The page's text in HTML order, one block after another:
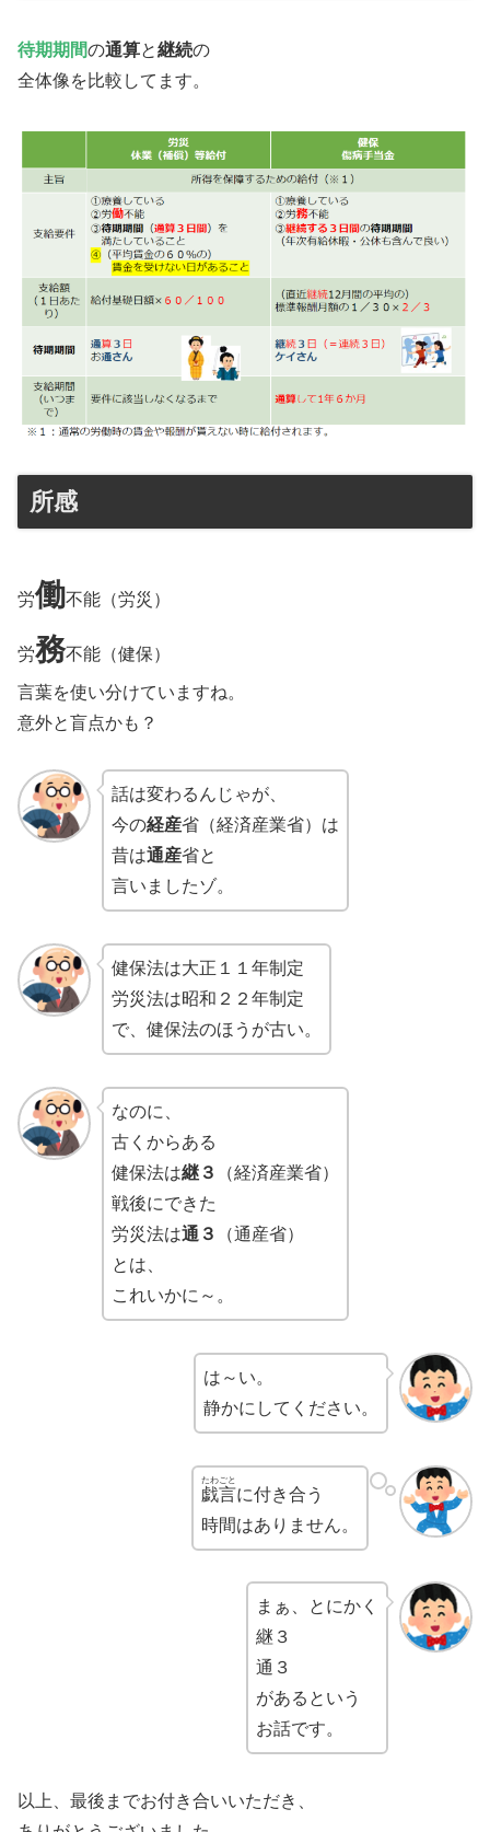
待期期間の通算と継続の
全体像を比較してます。
所感
労働不能（労災）
労務不能（健保）
言葉を使い分けていますね。
意外と盲点かも？
話は変わるんじゃが、
今の経産省（経済産業省）は
昔は通産省と
言いましたゾ。
健保法は大正１１年制定
労災法は昭和２２年制定
で、健保法のほうが古い。
なのに、
古くからある
健保法は継３
（経済産業省）
戦後にできた
労災法は通３
（通産省）
とは、
これいかに～。
は～い。
静かにしてください。
戯言
たわごと
に付き合う
時間はありません。
まぁ、とにかく
継３
通３
があるという
お話です。
以上、最後までお付き合いいただき、